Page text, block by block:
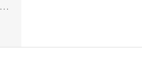
Vodní pistole s pumpou 37cm 78961